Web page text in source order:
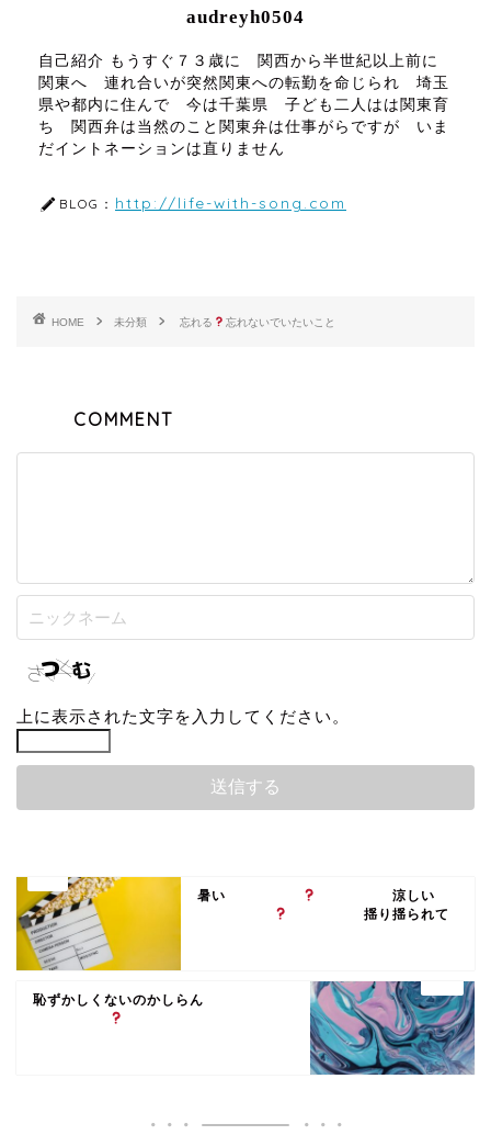
audreyh0504
自己紹介 もうすぐ７３歳に 関西から半世紀以上前に
関東へ 連れ合いが突然関東への転勤を命じられ 埼玉
県や都内に住んで 今は千葉県 子ども二人はは関東育
ち 関西弁は当然のこと関東弁は仕事がらですが いま
だイントネーションは直りません
BLOG： http://life-with-song.com
HOME 未分類 忘れる 忘れないでいたいこと
COMMENT
上に表示された文字を入力してください。
暑い
涼しい
揺り揺られて
恥ずかしくないのかしらん